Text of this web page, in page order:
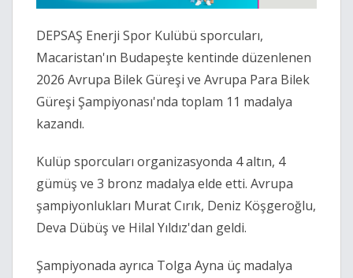
DEPSAŞ Enerji Spor Kulübü sporcuları,
Macaristan'ın Budapeşte kentinde düzenlenen
2026 Avrupa Bilek Güreşi ve Avrupa Para Bilek
Güreşi Şampiyonası'nda toplam 11 madalya
kazandı.
Kulüp sporcuları organizasyonda 4 altın, 4
gümüş ve 3 bronz madalya elde etti. Avrupa
şampiyonlukları Murat Cırık, Deniz Köşgeroğlu,
Deva Dübüş ve Hilal Yıldız'dan geldi.
Şampiyonada ayrıca Tolga Ayna üç madalya